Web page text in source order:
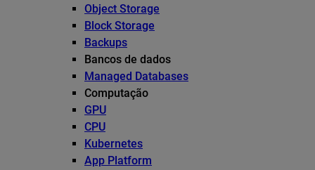
Object Storage
Block Storage
Backups
Bancos de dados
Managed Databases
Computação
GPU
CPU
Kubernetes
App Platform